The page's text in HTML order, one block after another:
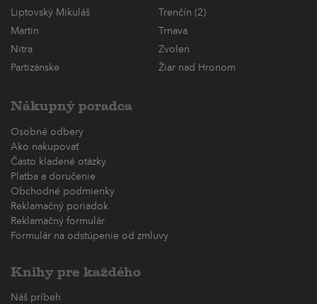
Liptovský Mikuláš
Trenčín (2)
Martin
Trnava
Nitra
Zvolen
Partizánske
Žiar nad Hronom
Nákupný poradca
Osobné odbery
Ako nakupovať
Často kladené otázky
Platba a doručenie
Obchodné podmienky
Reklamačný poriadok
Reklamačný formulár
Formulár na odstúpenie od zmluvy
Knihy pre každého
Náš príbeh